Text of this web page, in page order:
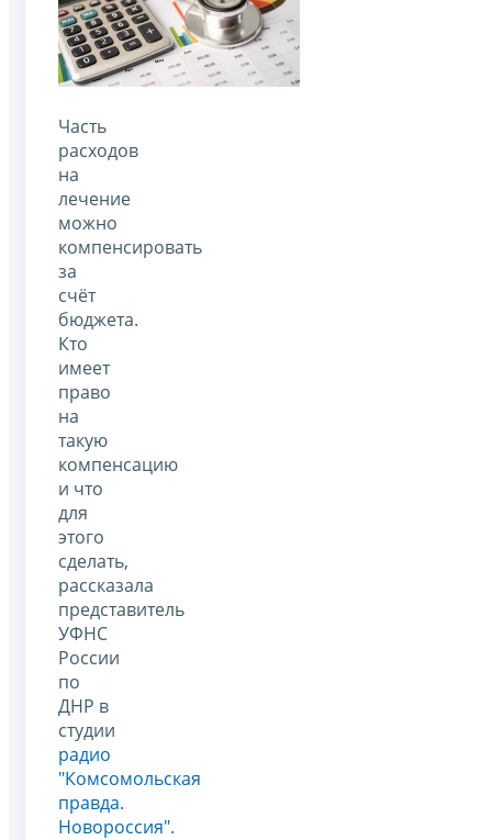
Часть
расходов
на
лечение
можно
компенсировать
за
счёт
бюджета.
Кто
имеет
право
на
такую
компенсацию
и что
для
этого
сделать,
рассказала
представитель
УФНС
России
по
ДНР в
студии
радио
"Комсомольская
правда.
Новороссия".